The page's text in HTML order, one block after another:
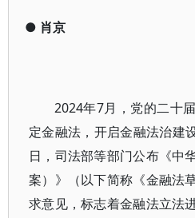
● 肖京
2024年7月，党的二十
定金融法，开启金融法治建
日，司法部等部门公布《中
案）》（以下简称《金融法
求意见，标志着金融法立法